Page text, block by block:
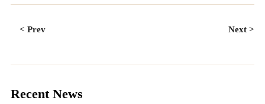
< Prev Next >
Recent News